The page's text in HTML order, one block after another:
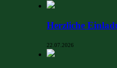
Herzliche
22.07.2026